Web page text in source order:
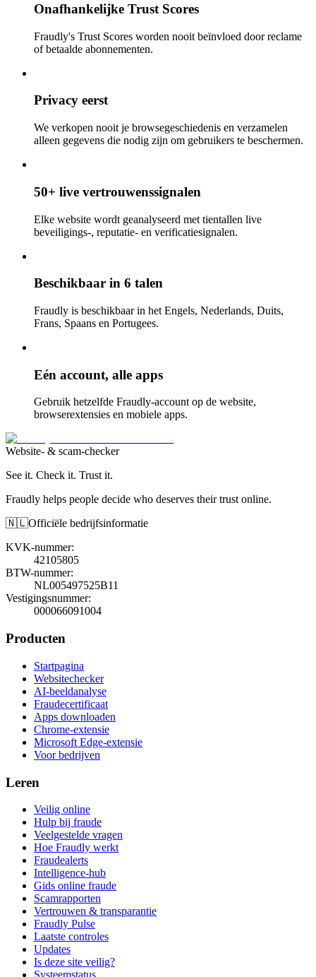
Onafhankelijke Trust Scores
Fraudly's Trust Scores worden nooit beïnvloed door reclame
of betaalde abonnementen.
Privacy eerst
We verkopen nooit je browsegeschiedenis en verzamelen
alleen gegevens die nodig zijn om gebruikers te beschermen.
50+ live vertrouwenssignalen
Elke website wordt geanalyseerd met tientallen live
beveiligings-, reputatie- en verificatiesignalen.
Beschikbaar in 6 talen
Fraudly is beschikbaar in het Engels, Nederlands, Duits,
Frans, Spaans en Portugees.
Eén account, alle apps
Gebruik hetzelfde Fraudly-account op de website,
browserextensies en mobiele apps.
Website- & scam-checker
See it. Check it. Trust it.
Fraudly helps people decide who deserves their trust online.
🇳🇱Officiële bedrijfsinformatie
KVK-nummer:
42105805
BTW-nummer:
NL005497525B11
Vestigingsnummer:
000066091004
Producten
Startpagina
Websitechecker
AI-beeldanalyse
Fraudecertificaat
Apps downloaden
Chrome-extensie
Microsoft Edge-extensie
Voor bedrijven
Leren
Veilig online
Hulp bij fraude
Veelgestelde vragen
Hoe Fraudly werkt
Fraudealerts
Intelligence-hub
Gids online fraude
Scamrapporten
Vertrouwen & transparantie
Fraudly Pulse
Laatste controles
Updates
Is deze site veilig?